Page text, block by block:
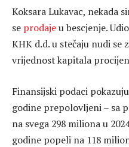
Koksara Lukavac, nekada
se prodajeu bescjenje.
KHK d.d. u stečaju nudi se
vrijednost kapitala
Finansijski podaci
godine prepolovljeni – sa
na svega 298 miliona u
godine popeli na 118